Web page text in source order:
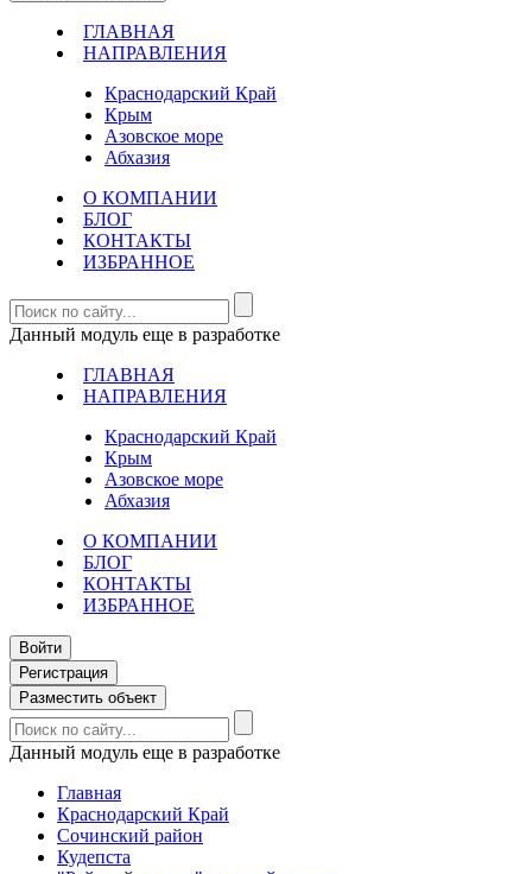
ГЛАВНАЯ
НАПРАВЛЕНИЯ
Краснодарский Край
Крым
Азовское море
Абхазия
О КОМПАНИИ
БЛОГ
КОНТАКТЫ
ИЗБРАННОЕ
Данный модуль еще в разработке
ГЛАВНАЯ
НАПРАВЛЕНИЯ
Краснодарский Край
Крым
Азовское море
Абхазия
О КОМПАНИИ
БЛОГ
КОНТАКТЫ
ИЗБРАННОЕ
Войти
Регистрация
Разместить объект
Данный модуль еще в разработке
Главная
Краснодарский Край
Сочинский район
Кудепста